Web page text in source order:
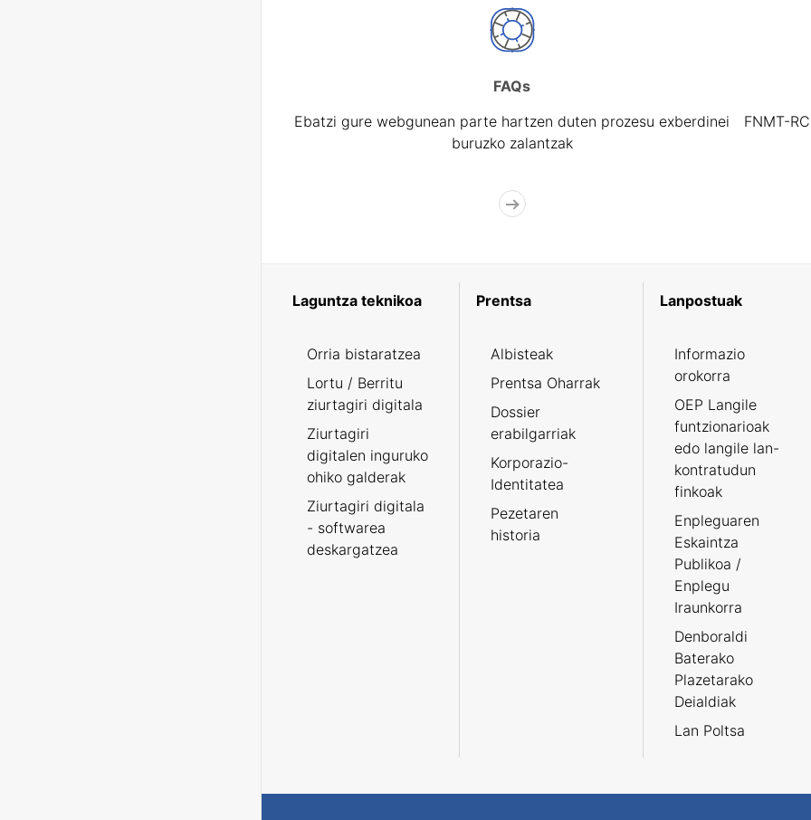
FAQs
Ebatzi gure webgunean parte hartzen duten prozesu exberdinei
buruzko zalantzak
FNMT-
Laguntza teknikoa
Orria bistaratzea
Lortu / Berritu
ziurtagiri digitala
Ziurtagiri
digitalen inguruko
ohiko galderak
Ziurtagiri digitala
- softwarea
deskargatzea
Prentsa
Albisteak
Prentsa Oharrak
Dossier
erabilgarriak
Korporazio-
Identitatea
Pezetaren
historia
Lanpostuak
Informazio
orokorra
OEP Langile
funtzionarioak
edo langile lan-
kontratudun
finkoak
Enpleguaren
Eskaintza
Publikoa /
Enplegu
Iraunkorra
Denboraldi
Baterako
Plazetarako
Deialdiak
Lan Poltsa